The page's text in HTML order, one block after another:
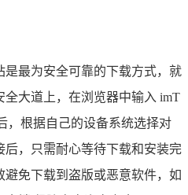
是最为安全可靠的下载方式，就
大道上，在浏览器中输入 imT
，根据自己的设备系统选择对
，只需耐心等待下载和安装完
免下载到盗版或恶意软件，如